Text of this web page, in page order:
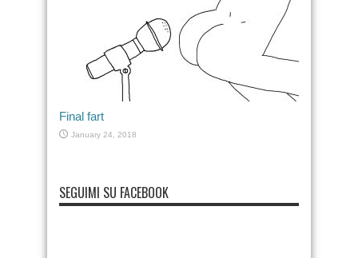
Final fart
January 24, 2018
SEGUIMI SU FACEBOOK